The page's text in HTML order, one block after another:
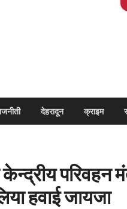
देहरादून क्राइम
परिवहन
हवाई जायजा